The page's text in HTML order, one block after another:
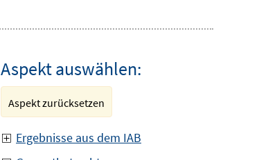
Aspekt auswählen:
Aspekt zurücksetzen
Ergebnisse aus dem IAB